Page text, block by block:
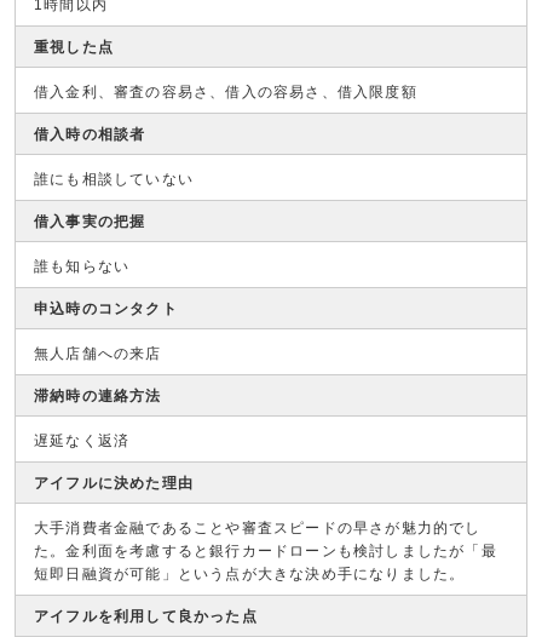
1時間以内
重視した点
借入金利、審査の容易さ、借入の容易さ、借入限度額
借入時の相談者
誰にも相談していない
借入事実の把握
誰も知らない
申込時のコンタクト
無人店舗への来店
滞納時の連絡方法
遅延なく返済
アイフルに決めた理由
大手消費者金融であることや審査スピードの早さが魅力的でし
た。金利面を考慮すると銀行カードローンも検討しましたが「最
短即日融資が可能」という点が大きな決め手になりました。
アイフルを利用して良かった点